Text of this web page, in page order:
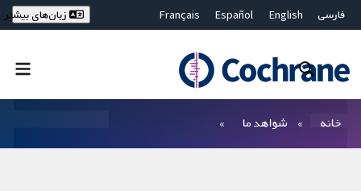
فارسی English
Español
Français
Bahasa Malaysia
ไทย
繁體中文
زبان‌های بیشتر
خانه شواهد ما